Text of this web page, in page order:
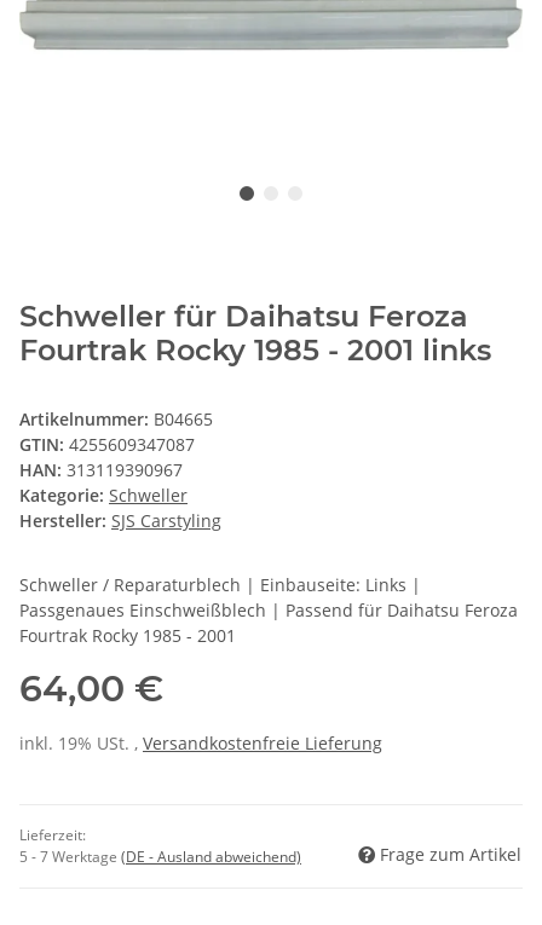
Schweller für Daihatsu Feroza
Fourtrak Rocky 1985 - 2001 links
Artikelnummer: B04665
GTIN: 4255609347087
HAN: 313119390967
Kategorie: Schweller
Hersteller: SJS Carstyling
Schweller / Reparaturblech | Einbauseite: Links |
Passgenaues Einschweißblech | Passend für Daihatsu Feroza
Fourtrak Rocky 1985 - 2001
64,00 €
inkl. 19% USt. , Versandkostenfreie Lieferung
Lieferzeit:
5 - 7 Werktage (DE - Ausland abweichend) Frage zum Artikel